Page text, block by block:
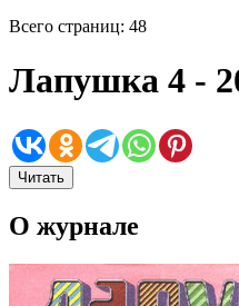
Всего страниц: 48
Лапушка 4 -
Читать
О журнале